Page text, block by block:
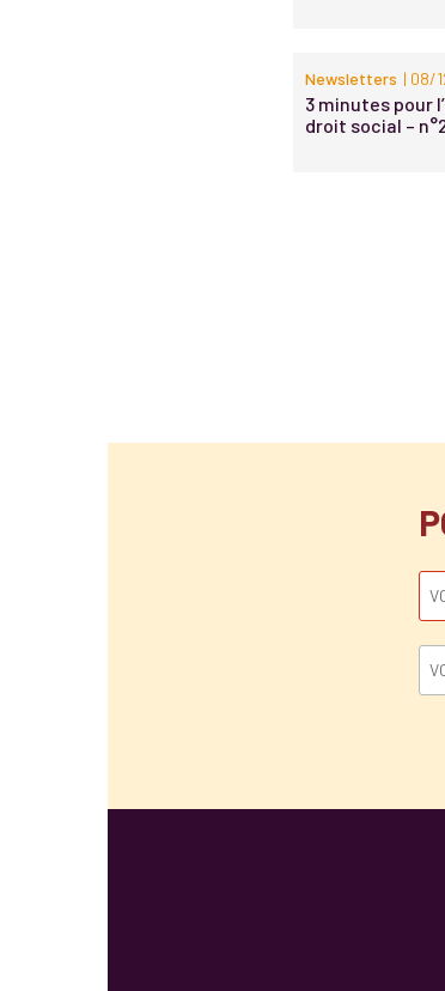
Newsletters | 08/
3 minutes pour
droit social –